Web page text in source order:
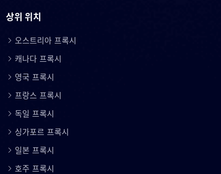
상위 위치
오스트리아 프록시
캐나다 프록시
영국 프록시
프랑스 프록시
독일 프록시
싱가포르 프록시
일본 프록시
호주 프록시